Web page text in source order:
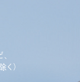
）